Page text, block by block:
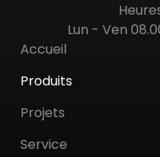
Lun - Ven
Accueil
Produits
Projets
Service